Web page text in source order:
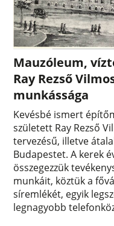
Mauzóleum,
Ray Rezső
munkássága
Kevésbé ismert
született Ray Rezső
tervezésű, illetve
Budapestet. A kerek
összegezzük
munkáit, köztük a
síremlékét, egyik
legnagyobb